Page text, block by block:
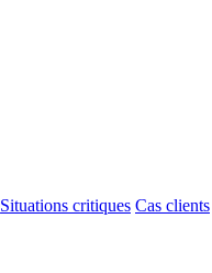
Situations critiques Cas clients